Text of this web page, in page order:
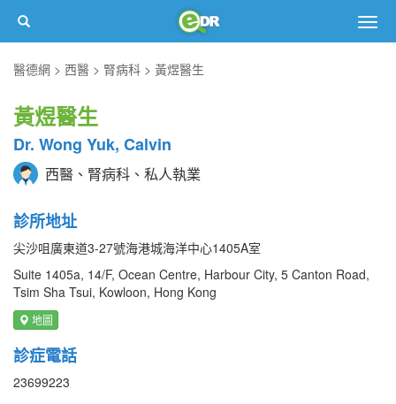
醫德網
西醫 腎病科 黃煜醫生
黃煜醫生
Dr. Wong Yuk, Calvin
西醫、腎病科、私人執業
診所地址
尖沙咀廣東道3-27號海港城海洋中心1405A室
Suite 1405a, 14/F, Ocean Centre, Harbour City, 5 Canton Road,
Tsim Sha Tsui, Kowloon, Hong Kong
地圖
診症電話
23699223